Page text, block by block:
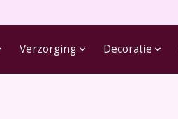
Verzorging Decoratie